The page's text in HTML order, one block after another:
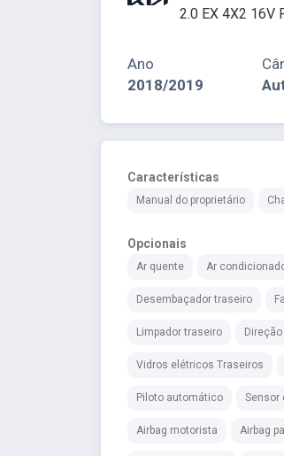
2.0 EX 4X2 16V
Ano
2018/2019
Características
Manual do proprietário
Opcionais
Ar quente Ar
Desembaçador traseiro
Limpador traseiro
Vidros elétricos Traseiros
Piloto automático Sensor
Airbag motorista Airbag